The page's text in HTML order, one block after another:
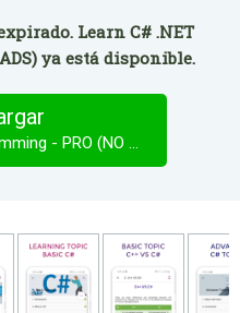
Learn C# .NET
ya está disponible.
Learn C# .NET Programming - PRO (NO ADS)